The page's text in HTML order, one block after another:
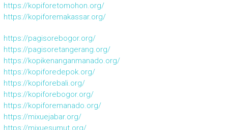
https://kopiforetomohon.org/
https://kopiforemakassar.org/
https://pagisorebogor.org/
https://pagisoretangerang.org/
https://kopikenanganmanado.org/
https://kopiforedepok.org/
https://kopiforebali.org/
https://kopiforebogor.org/
https://kopiforemanado.org/
https://mixuejabar.org/
https://mixuesumut.org/